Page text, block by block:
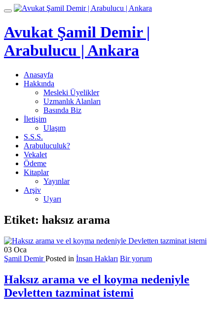
İçeriğe
Toggle
Avukat Şamil Demir |
Arabulucu | Ankara
Anasayfa
Hakkında
Mesleki Üyelikler
Uzmanlık Alanları
Basında Biz
İletişim
Ulaşım
S.S.S.
Arabuluculuk?
Vekalet
Ödeme
Kitaplar
Yayınlar
Arşiv
Uyarı
Etiket: haksız arama
03 Oca
Şamil DemirPosted in İnsan Hakları Bir yorum
Haksız arama ve el koyma nedeniyle
Devletten tazminat istemi